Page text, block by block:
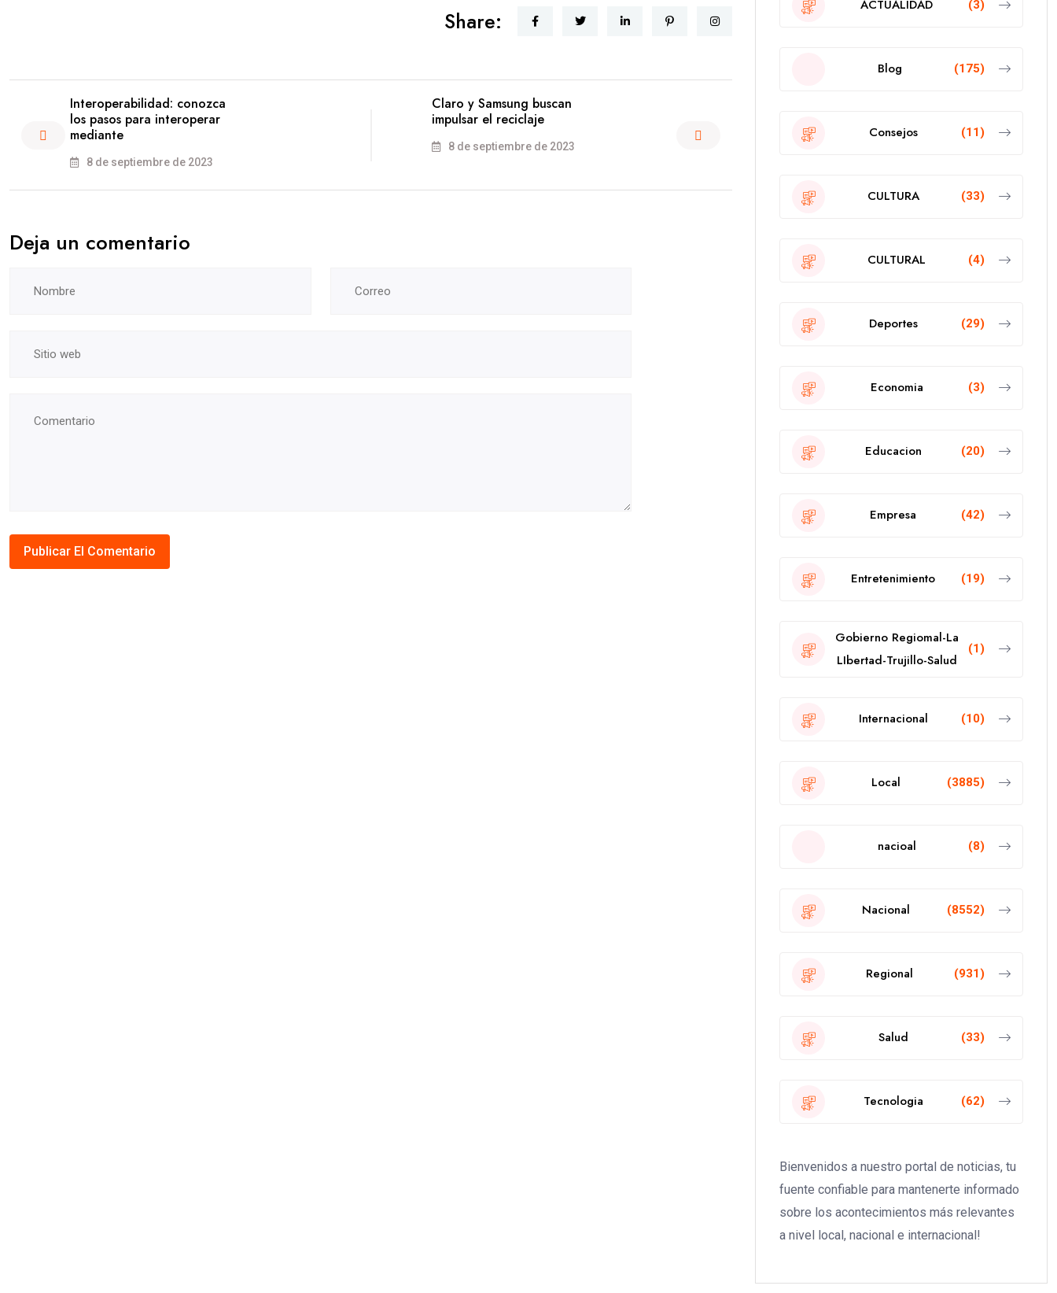
Share:
Interoperabilidad: conozca
los pasos para interoperar
mediante
8 de septiembre de 2023
Claro y Samsung buscan
impulsar el reciclaje
8 de septiembre de 2023
Deja un comentario
ACTUALIDAD (3)
Blog (175)
Consejos (11)
CULTURA (33)
CULTURAL (4)
Deportes (29)
Economia (3)
Educacion (20)
Empresa (42)
Entretenimiento (19)
Gobierno Regiomal-La
LIbertad-Trujillo-Salud
(1)
Internacional (10)
Local (3885)
nacioal (8)
Nacional (8552)
Regional (931)
Salud (33)
Tecnologia (62)
Bienvenidos a nuestro portal de noticias, tu
fuente confiable para mantenerte informado
sobre los acontecimientos más relevantes
a nivel local, nacional e internacional!